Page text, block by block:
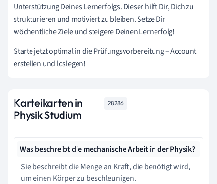
Unterstützung Deines Lernerfolgs. Dieser hilft Dir, Dich zu
strukturieren und motiviert zu bleiben. Setze Dir
wöchentliche Ziele und steigere Deinen Lernerfolg!
Starte jetzt optimal in die Prüfungsvorbereitung – Account
erstellen und loslegen!
Karteikarten in
Physik Studium
28286
Was beschreibt die mechanische Arbeit in der Physik?
Sie beschreibt die Menge an Kraft, die benötigt wird,
um einen Körper zu beschleunigen.